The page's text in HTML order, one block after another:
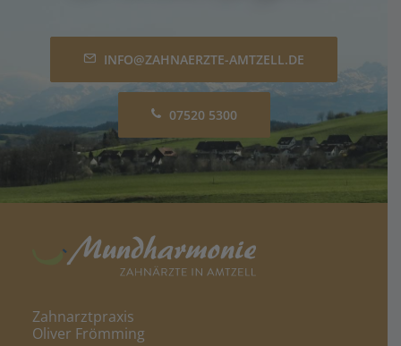
INFO@ZAHNAERZTE-AMTZELL.DE
07520 5300
Zahnarztpraxis
Oliver Frömming